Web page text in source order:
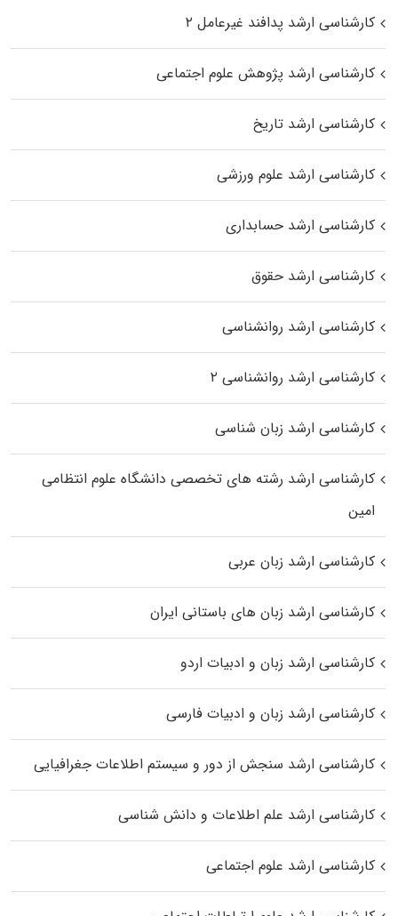
کارشناسی ارشد پدافند غیرعامل ۲
کارشناسی ارشد پژوهش علوم اجتماعی
کارشناسی ارشد تاریخ
کارشناسی ارشد علوم ورزشی
کارشناسی ارشد حسابداری
کارشناسی ارشد حقوق
کارشناسی ارشد روانشناسی
کارشناسی ارشد روانشناسی ۲
کارشناسی ارشد زبان شناسی
کارشناسی ارشد رﺷﺘﻪ ﻫﺎی تخصصی داﻧﺸﮕﺎه ﻋﻠﻮم انتظامی
اﻣﻴﻦ
کارشناسی ارشد زبان عربی
کارشناسی ارشد زبان‌ های باستانی ایران
کارشناسی ارشد زبان و ادبیات اردو
کارشناسی ارشد زبان و ادبیات فارسی
کارشناسی ارشد سنجش از دور و سیستم اطلاعات جغرافیایی
کارشناسی ارشد علم اطلاعات و دانش شناسی
کارشناسی ارشد علوم اجتماعی